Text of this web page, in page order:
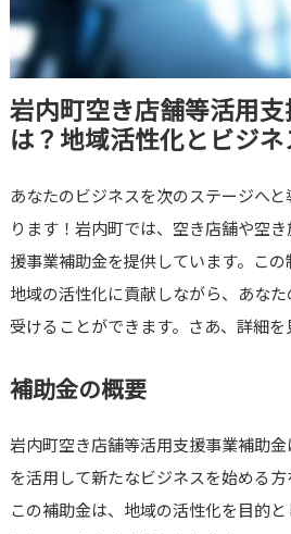
岩内町空き店舗等活用
は？地域活性化とビジ
あなたのビジネスを次のステージへ
ります！岩内町では、空き店舗や空
援事業補助金を提供しています。この
地域の活性化に貢献しながら、あな
受けることができます。さあ、詳細を
補助金の概要
岩内町空き店舗等活用支援事業補助
を活用して新たなビジネスを始める方
この補助金は、地域の活性化を目的